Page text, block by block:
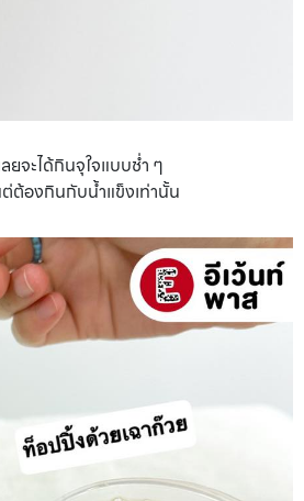
ยจะได้กินจุใจแบบช่ำ ๆ
ต้องกินกับน้ำแข็งเท่านั้น